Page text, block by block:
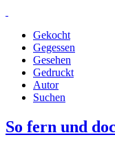
Gekocht
Gegessen
Gesehen
Gedruckt
Autor
Suchen
So fern und